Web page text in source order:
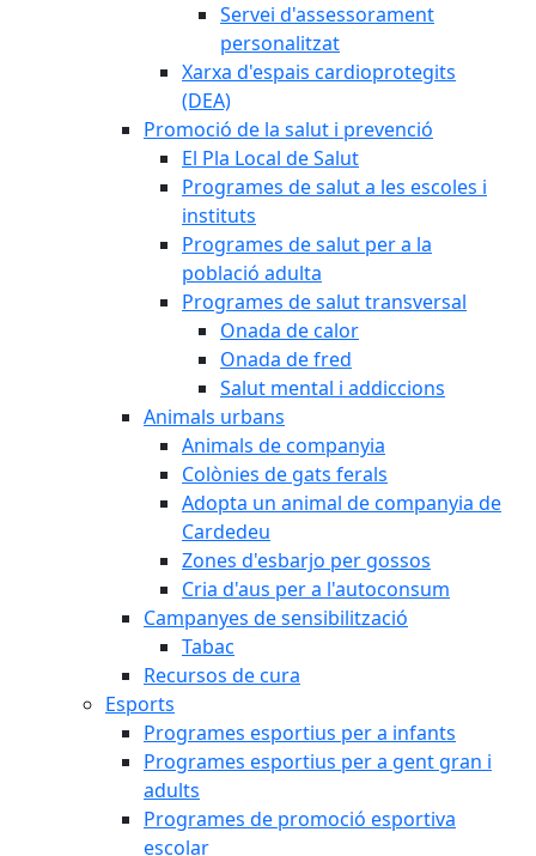
Servei d'assessorament
personalitzat
Xarxa d'espais cardioprotegits
(DEA)
Promoció de la salut i prevenció
El Pla Local de Salut
Programes de salut a les escoles i
instituts
Programes de salut per a la
població adulta
Programes de salut transversal
Onada de calor
Onada de fred
Salut mental i addiccions
Animals urbans
Animals de companyia
Colònies de gats ferals
Adopta un animal de companyia de
Cardedeu
Zones d'esbarjo per gossos
Cria d'aus per a l'autoconsum
Campanyes de sensibilització
Tabac
Recursos de cura
Esports
Programes esportius per a infants
Programes esportius per a gent gran i
adults
Programes de promoció esportiva
escolar